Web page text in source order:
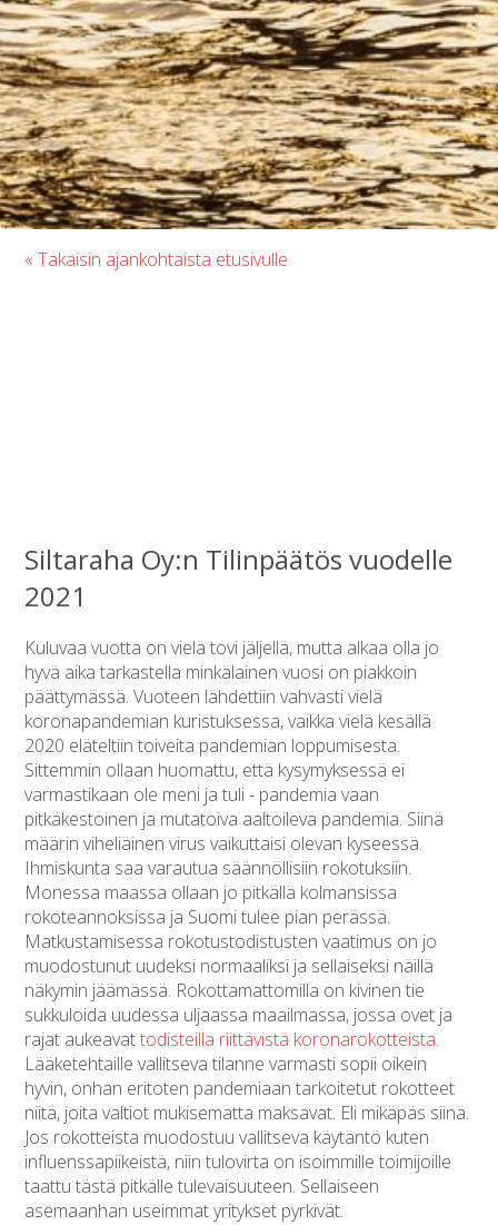
« Takaisin ajankohtaista etusivulle
Siltaraha Oy:n Tilinpäätös vuodelle
2021
Kuluvaa vuotta on vielä tovi jäljellä, mutta alkaa olla jo
hyvä aika tarkastella minkälainen vuosi on piakkoin
päättymässä. Vuoteen lähdettiin vahvasti vielä
koronapandemian kuristuksessa, vaikka vielä kesällä
2020 eläteltiin toiveita pandemian loppumisesta.
Sittemmin ollaan huomattu, että kysymyksessä ei
varmastikaan ole meni ja tuli - pandemia vaan
pitkäkestoinen ja mutatoiva aaltoileva pandemia. Siinä
määrin viheliäinen virus vaikuttaisi olevan kyseessä.
Ihmiskunta saa varautua säännöllisiin rokotuksiin.
Monessa maassa ollaan jo pitkällä kolmansissa
rokoteannoksissa ja Suomi tulee pian perässä.
Matkustamisessa rokotustodistusten vaatimus on jo
muodostunut uudeksi normaaliksi ja sellaiseksi näillä
näkymin jäämässä. Rokottamattomilla on kivinen tie
sukkuloida uudessa uljaassa maailmassa, jossa ovet ja
rajat aukeavattodisteilla riittävistä koronarokotteista.
Lääketehtaille vallitseva tilanne varmasti sopii oikein
hyvin, onhan eritoten pandemiaan tarkoitetut rokotteet
niitä, joita valtiot mukisematta maksavat. Eli mikäpäs siinä.
Jos rokotteista muodostuu vallitseva käytäntö kuten
influenssapiikeistä, niin tulovirta on isoimmille toimijoille
taattu tästä pitkälle tulevaisuuteen. Sellaiseen
asemaanhan useimmat yritykset pyrkivät.